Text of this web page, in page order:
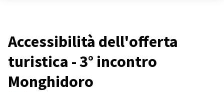
Accessibilità dell'offerta
turistica - 3° incontro
Monghidoro